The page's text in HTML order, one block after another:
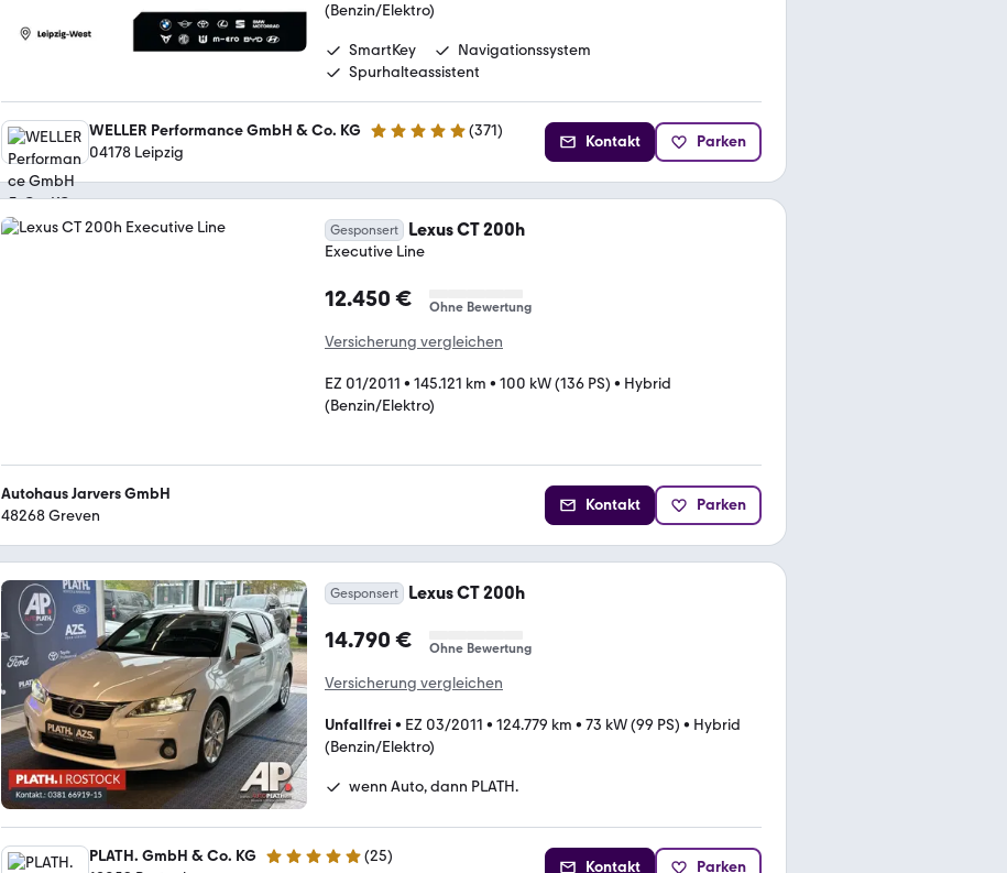
(Benzin/Elektro)
SmartKey
Navigationssystem
Spurhalteassistent
WELLER Performance GmbH & Co. KG 4.8 Sterne (371)
04178 Leipzig
Kontakt Parken
Gesponsert Lexus CT 200h
Executive Line
12.450 € Ohne Bewertung
Versicherung vergleichen
EZ 01/2011 • 145.121 km • 100 kW (136 PS) • Hybrid
(Benzin/Elektro)
Autohaus Jarvers GmbH
48268 Greven
Kontakt Parken
Gesponsert Lexus CT 200h
14.790 € Ohne Bewertung
Versicherung vergleichen
Unfallfrei • EZ 03/2011 • 124.779 km • 73 kW (99 PS) • Hybrid
(Benzin/Elektro)
wenn Auto, dann PLATH.
PLATH. GmbH & Co. KG 4.9 Sterne (25)
Kontakt Parken